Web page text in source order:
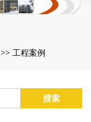
>> 工程案例
搜索